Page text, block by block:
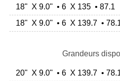
18" X 9.0" • 6 X 135 • 87.1
18" X 9.0" • 6 X 139.7 •
Grandeurs
20" X 9.0" • 6 X 139.7 •